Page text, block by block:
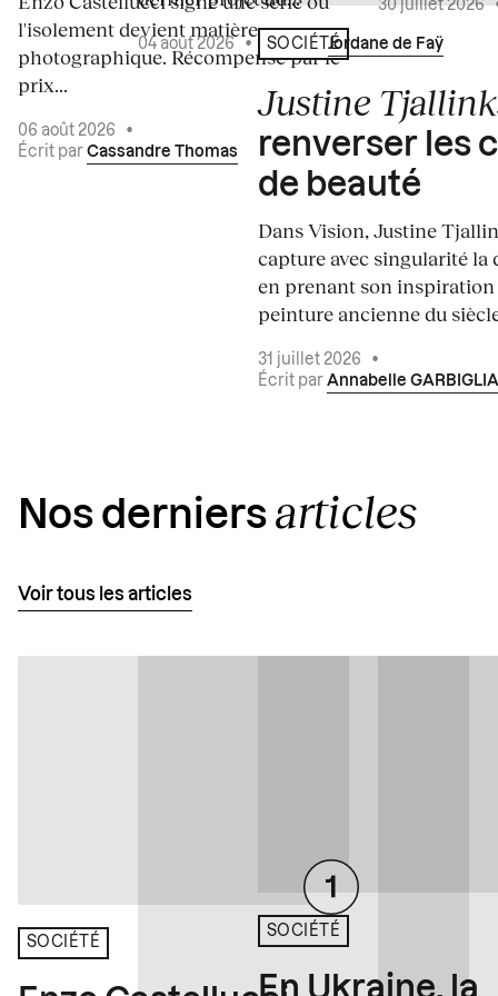
l'isolement devient matière
photographique. Récompensé par le
prix...
06 août 2026
•
Écrit par Cassandre Thomas
04 août 2026 • Écrit par Jordane de Faÿ
SOCIÉTÉ
Justine
renverser les
de beauté
Dans Vision, Justine
capture avec singularité la
en prenant son inspiration
peinture ancienne du
31 juillet 2026
•
Écrit par Annabelle GARBIGLIA
30 juillet 2026
Nos derniers articles
Voir tous les articles
SOCIÉTÉ
SOCIÉTÉ